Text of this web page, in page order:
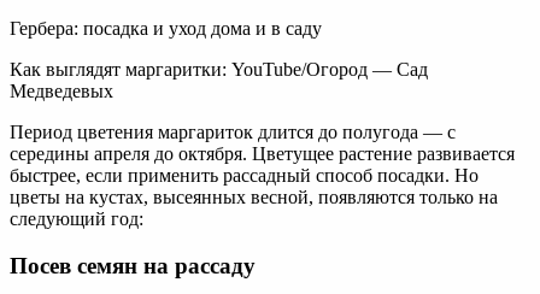
Гербера: посадка и уход дома и в саду
Как выглядят маргаритки: YouTube/Огород — Сад
Медведевых
Период цветения маргариток длится до полугода — с
середины апреля до октября. Цветущее растение развивается
быстрее, если применить рассадный способ посадки. Но
цветы на кустах, высеянных весной, появляются только на
следующий год:
Посев семян на рассаду